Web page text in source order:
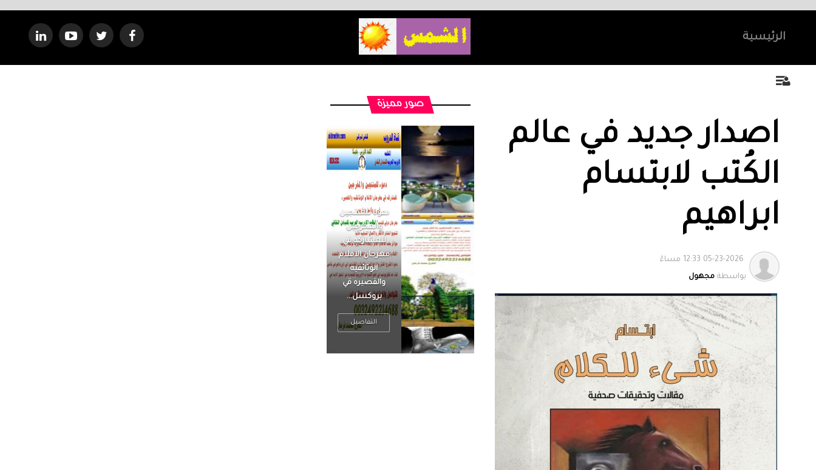
الرئيسية
اصدار جديد في عالم
الكُتب لابتسام
ابراهيم
بواسطة مجهول
صور مميزة
الرجل العظيم
يكون مطمئناً ،
يتحرر من القلق
، بينما الرجل
ضيق الأفق
فعادة ما يكون
متوتراً
التفاصيل